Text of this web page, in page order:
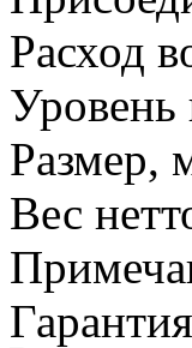
Расход
Размер,
Вес